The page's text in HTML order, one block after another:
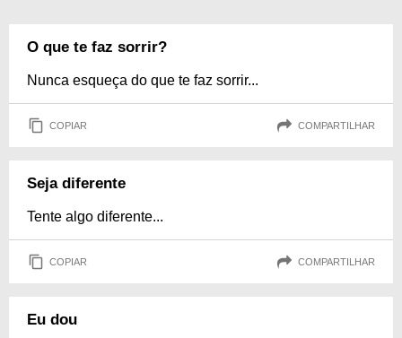
O que te faz sorrir?
Nunca esqueça do que te faz sorrir...
COPIAR COMPARTILHAR
Seja diferente
Tente algo diferente...
COPIAR COMPARTILHAR
Eu dou